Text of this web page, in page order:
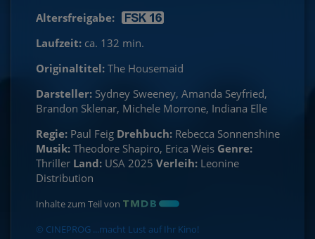
Altersfreigabe:
Laufzeit: ca. 132 min.
Originaltitel: The Housemaid
Darsteller: Sydney Sweeney, Amanda Seyfried,
Brandon Sklenar, Michele Morrone, Indiana Elle
Regie: Paul Feig Drehbuch: Rebecca Sonnenshine
Musik: Theodore Shapiro, Erica Weis Genre:
Thriller Land: USA 2025 Verleih: Leonine
Distribution
Inhalte zum Teil von
© CINEPROG ...macht Lust auf Ihr Kino!